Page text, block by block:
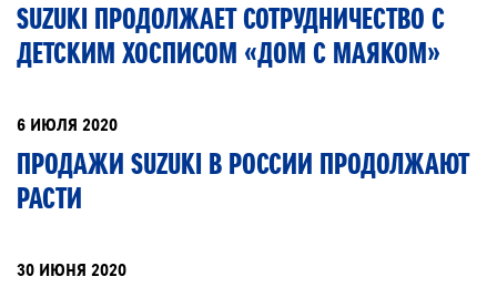
SUZUKI ПРОДОЛЖАЕТ СОТРУДНИЧЕСТВО С
ДЕТСКИМ ХОСПИСОМ «ДОМ С МАЯКОМ»
6 ИЮЛЯ 2020
ПРОДАЖИ SUZUKI В РОССИИ ПРОДОЛЖАЮТ
РАСТИ
30 ИЮНЯ 2020